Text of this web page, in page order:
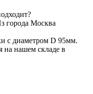
города Москва
с диаметром D 95мм.
на нашем складе в